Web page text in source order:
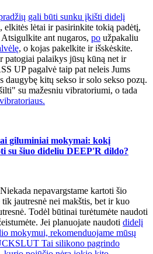
gali būti sunku įkišti didelį
elkitės lėtai ir pasirinkite tokią padėtį,
ant nugaros, po užpakaliu
, o kojas pakelkite ir išskėskite.
patogiai palaikys jūsų kūną net ir
UP pagalvė taip pat neleis Jums
kitų sekso ir solo sekso pozų.
su mažesniu vibratoriumi, o tada
giluminiai mokymai: kokį
su šiuo dideliu DEEP'R dildo?
nepavargstame kartoti šio
jautresnė nei makštis, bet ir kuo
Todėl būtinai turėtumėte naudoti
Jei planuojate naudoti didelį
mokymui, rekomenduojame mūsų
Tai silikono pagrindo